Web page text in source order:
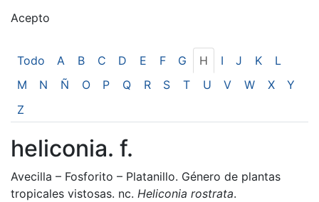
Acepto
Esto nos ayuda a recolectar estadísticas de las visitas.
Todo A B C D E F G H I J K
L
M
N Ñ O P Q R S T U V W X
Y
Z
heliconia. f.
Avecilla – Fosforito – Platanillo. Género de plantas
tropicales vistosas. nc. Heliconia rostrata.